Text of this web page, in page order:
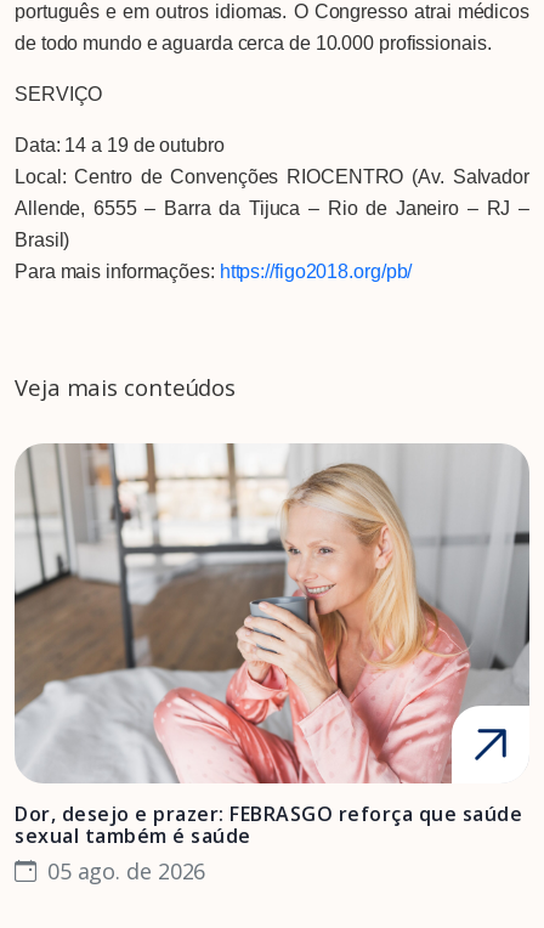
português e em outros idiomas. O Congresso atrai médicos
de todo mundo e aguarda cerca de 10.000 profissionais.
SERVIÇO
Data: 14 a 19 de outubro
Local: Centro de Convenções RIOCENTRO (Av. Salvador
Allende, 6555 – Barra da Tijuca – Rio de Janeiro – RJ –
Brasil)
Para mais informações: https://figo2018.org/pb/
Veja mais conteúdos
Dor, desejo e prazer: FEBRASGO reforça que saúde
sexual também é saúde
05 ago. de 2026